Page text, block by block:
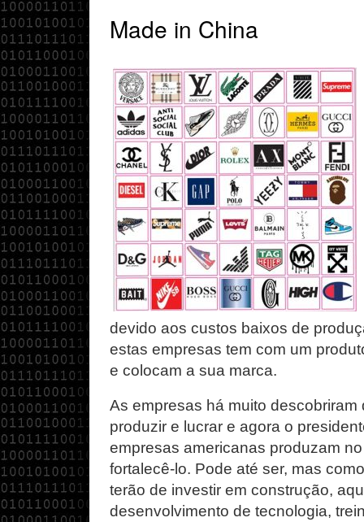
Made in China
devido aos custos baixos de
estas empresas tem com um
e colocam a sua marca.
As empresas há muito
produzir e lucrar e agora o
empresas americanas produzam
fortalecê-lo. Pode até ser, mas
terão de investir em construção,
desenvolvimento de tecnologia,